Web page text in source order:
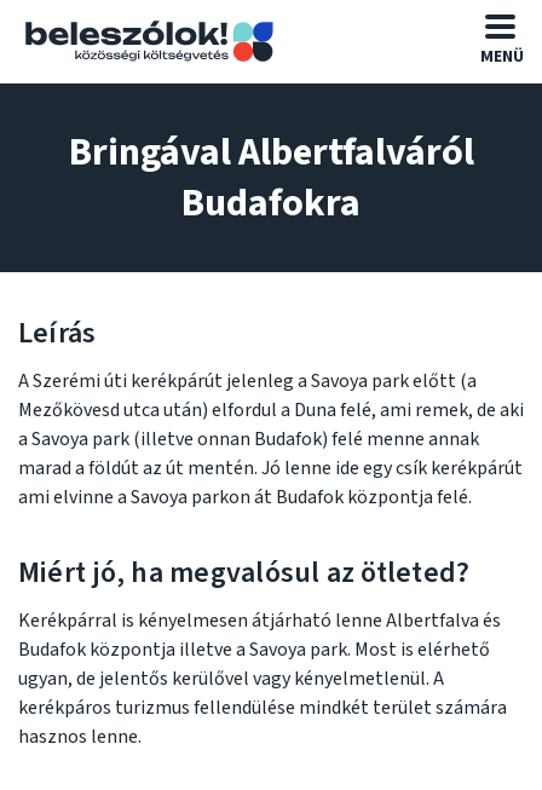
MENÜ
Bringával Albertfalváról
Budafokra
Leírás
A Szerémi úti kerékpárút jelenleg a Savoya park előtt (a
Mezőkövesd utca után) elfordul a Duna felé, ami remek, de aki
a Savoya park (illetve onnan Budafok) felé menne annak
marad a földút az út mentén. Jó lenne ide egy csík kerékpárút
ami elvinne a Savoya parkon át Budafok központja felé.
Miért jó, ha megvalósul az ötleted?
Kerékpárral is kényelmesen átjárható lenne Albertfalva és
Budafok központja illetve a Savoya park. Most is elérhető
ugyan, de jelentős kerülővel vagy kényelmetlenül. A
kerékpáros turizmus fellendülése mindkét terület számára
hasznos lenne.